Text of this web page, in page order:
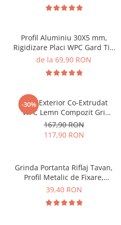
Profil Aluminiu 30X5 mm,
Rigidizare Placi WPC Gard Tip
L, Lungime 1,46 m
de la 69,90 RON
-30%
Riflaj Exterior Co-Extrudat
WPC Lemn Compozit Gri
Antracit VIVODECOR 220x26
mm, Lungime 2.9 m
167,90 RON
117,90 RON
Grinda Portanta Riflaj Tavan,
Profil Metalic de Fixare,
Lungime 3m
39,40 RON